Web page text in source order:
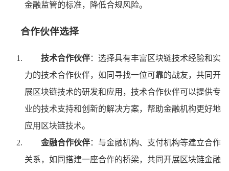
金融监管的标准，降低合规风险。
合作伙伴选择
技术合作伙伴：选择具有丰富区块链技术经验和实
力的技术合作伙伴，如同寻找一位可靠的战友，共同开
展区块链技术的研发和应用，技术合作伙伴可以提供专
业的技术支持和创新的解决方案，帮助金融机构更好地
应用区块链技术。
金融合作伙伴：与金融机构、支付机构等建立合作
关系，如同搭建一座合作的桥梁，共同开展区块链金融